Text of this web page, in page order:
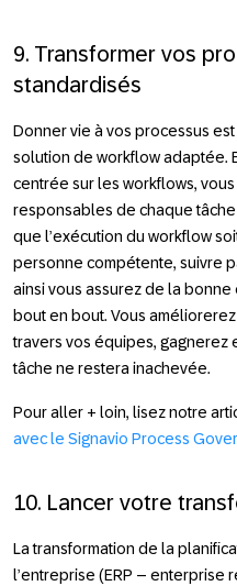
9. Transformer vos
standardisés
Donner vie à vos processus
solution de workflow adaptée.
centrée sur les workflows,
responsables de chaque
que l’exécution du workflow
personne compétente, suivre
ainsi vous assurez de la
bout en bout. Vous
travers vos équipes, gagnerez
tâche ne restera inachevée.
Pour aller + loin, lisez notre
avec le Signavio Process
10. Lancer votre
La transformation de la
l’entreprise (ERP – enterprise